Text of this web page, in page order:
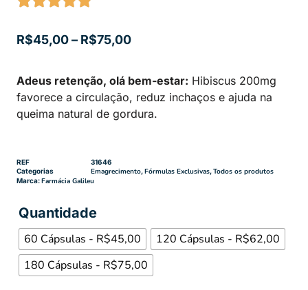
R$45,00– R$75,00
Adeus retenção, olá bem-estar: Hibiscus 200mg
favorece a circulação, reduz inchaços e ajuda na
queima natural de gordura.
REF
31646
Categorias
Emagrecimento,Fórmulas Exclusivas,Todos os produtos
Marca:Farmácia Galileu
Quantidade
60 Cápsulas - R$45,00
120 Cápsulas - R$62,00
180 Cápsulas - R$75,00